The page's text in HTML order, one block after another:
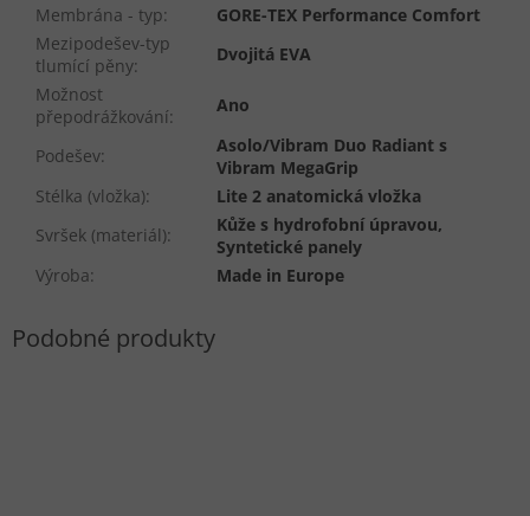
Membrána - typ:
GORE-TEX Performance Comfort
Mezipodešev-typ
tlumící pěny:
Dvojitá EVA
Možnost
přepodrážkování:
Ano
Podešev:
Asolo/Vibram Duo Radiant s
Vibram MegaGrip
Stélka (vložka):
Lite 2 anatomická vložka
Svršek (materiál):
Kůže s hydrofobní úpravou,
Syntetické panely
Výroba: Made in Europe